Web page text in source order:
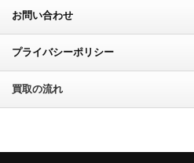
お問い合わせ
プライバシーポリシー
買取の流れ